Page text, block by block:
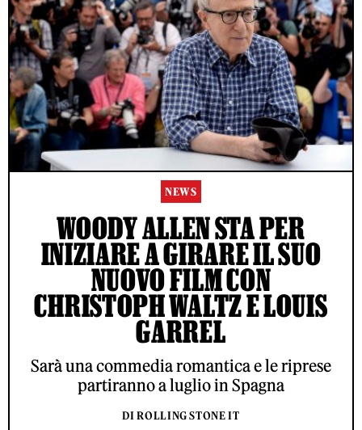
NEWS
WOODY ALLEN STA PER
INIZIARE A GIRARE IL SUO
NUOVO FILM CON
CHRISTOPH WALTZ E LOUIS
GARREL
Sarà una commedia romantica e le riprese
partiranno a luglio in Spagna
DI ROLLING STONE IT